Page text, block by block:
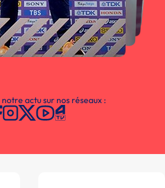
actu sur nos réseaux :